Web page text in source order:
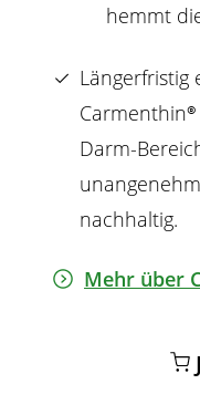
hemmt
Carmenthin®
Darm-
nachhaltig.
Mehr über